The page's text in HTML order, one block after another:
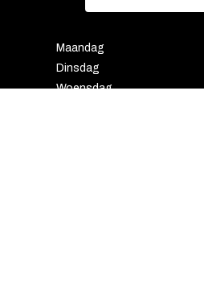
Maandag
Dinsdag
Woensdag